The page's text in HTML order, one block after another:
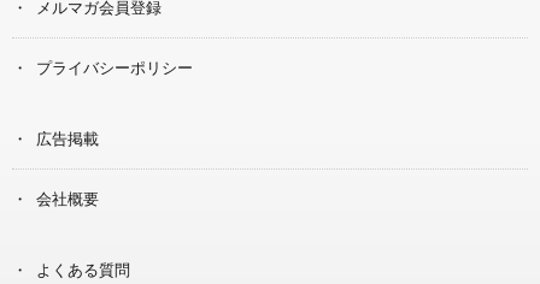
メルマガ会員登録
プライバシーポリシー
広告掲載
会社概要
よくある質問